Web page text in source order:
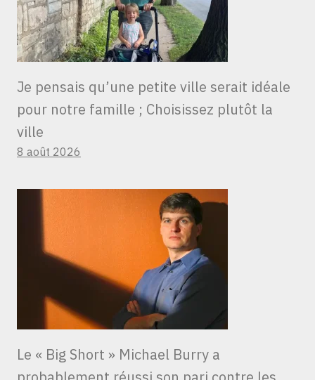
Je pensais qu’une petite ville serait idéale
pour notre famille ; Choisissez plutôt la
ville
8 août 2026
Le « Big Short » Michael Burry a